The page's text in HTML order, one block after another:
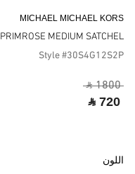
MICHAEL MICHAEL KORS
PRIMROSE MEDIUM SATCHEL
Style #30S4G12S2P
‎ ⃁ 1800 ‎
‎ ⃁ 720 ‎
اللون